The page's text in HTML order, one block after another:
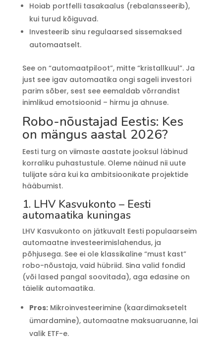
Hoiab portfelli tasakaalus (rebalansseerib),
kui turud kõiguvad.
Investeerib sinu regulaarsed sissemaksed
automaatselt.
See on “automaatpiloot”, mitte “kristallkuul”. Ja
just see igav automaatika ongi sageli investori
parim sõber, sest see eemaldab võrrandist
inimlikud emotsioonid – hirmu ja ahnuse.
Robo-nõustajad Eestis: Kes
on mängus aastal 2026?
Eesti turg on viimaste aastate jooksul läbinud
korraliku puhastustule. Oleme näinud nii uute
tulijate sära kui ka ambitsioonikate projektide
hääbumist.
1. LHV Kasvukonto – Eesti
automaatika kuningas
LHV Kasvukonto on jätkuvalt Eesti populaarseim
automaatne investeerimislahendus, ja
põhjusega. See ei ole klassikaline “must kast”
robo-nõustaja, vaid hübriid. Sina valid fondid
(või lased pangal soovitada), aga edasine on
täielik automaatika.
Pros:Mikroinvesteerimine (kaardimaksetelt
ümardamine), automaatne maksuaruanne, lai
valik ETF-e.